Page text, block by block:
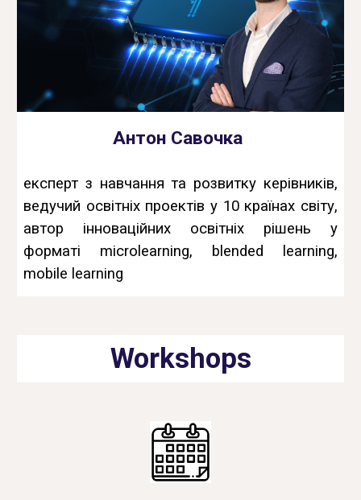
Антон Савочка
експерт з навчання та розвитку керівників,
ведучий освітніх проектів у 10 країнах світу,
автор інноваційних освітніх рішень у
форматі microlearning, blended learning,
mobile learning
Workshops